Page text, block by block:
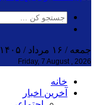
جمعه / ۱۶ مرداد / ۱۴۰۵
Friday, 7 August , 2026
خانه
آخرین اخبار